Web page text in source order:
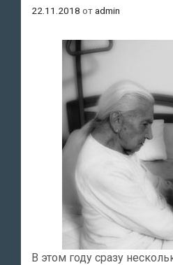
22.11.2018 отadmin
В этом году сразу